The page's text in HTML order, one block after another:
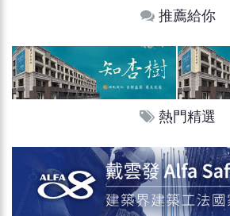
推薦給你
熱門精選